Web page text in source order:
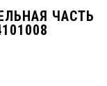
ЧАСТЬ